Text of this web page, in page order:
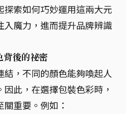
探索如何巧妙運用這兩大元
入魔力，進而提升品牌辨識
背後的祕密
，不同的顏色能夠喚起人
此，在選擇包裝色彩時，
關重要。例如：